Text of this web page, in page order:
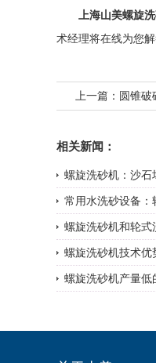
上海山美螺旋
术经理将在线为您解
上一篇： 圆锥破
相关新闻：
螺旋洗砂机：沙石
常用水洗砂设备：
螺旋洗砂机和轮式
螺旋洗砂机技术优
螺旋洗砂机产量低